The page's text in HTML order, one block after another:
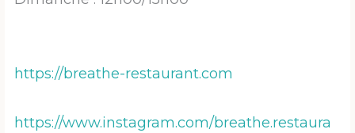
https://breathe-restaurant.com
https://www.instagram.com/breathe.restaura